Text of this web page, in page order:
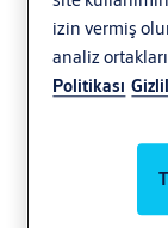
izin vermiş
analiz
Politikası